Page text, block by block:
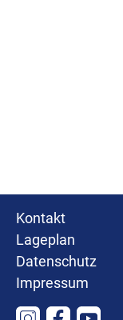
Kontakt
Lageplan
Datenschutz
Impressum